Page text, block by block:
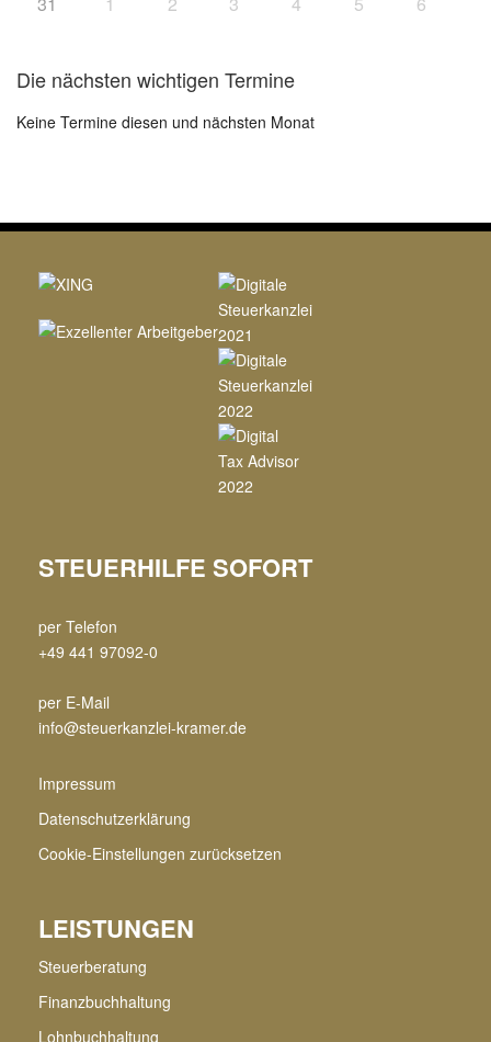
Die nächsten wichtigen Termine
Keine Termine diesen und nächsten Monat
STEUERHILFE SOFORT
per Telefon
+49 441 97092-0
per E-Mail
info@steuerkanzlei-kramer.de
Impressum
Datenschutzerklärung
Cookie-Einstellungen zurücksetzen
LEISTUNGEN
Steuerberatung
Finanzbuchhaltung
Lohnbuchhaltung